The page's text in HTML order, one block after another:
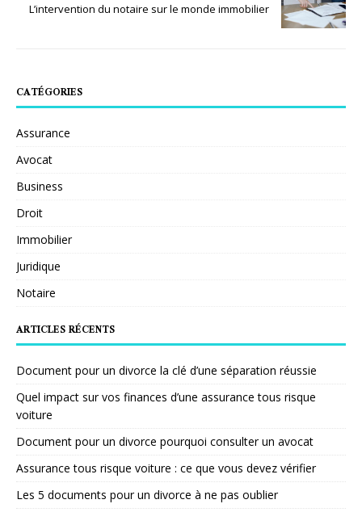
L’intervention du notaire sur le monde immobilier
CATÉGORIES
Assurance
Avocat
Business
Droit
Immobilier
Juridique
Notaire
ARTICLES RÉCENTS
Document pour un divorce la clé d’une séparation réussie
Quel impact sur vos finances d’une assurance tous risque
voiture
Document pour un divorce pourquoi consulter un avocat
Assurance tous risque voiture : ce que vous devez vérifier
Les 5 documents pour un divorce à ne pas oublier